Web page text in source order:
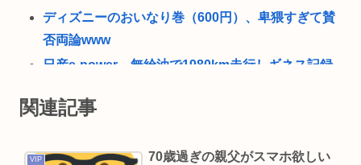
ディズニーのおいなり巻（600円）、卑猥すぎて賛
否両論www
日産e-power、無給油で1980km走行しギネス記録
証明
命してるだけでどんどん不足してる状況は改善し
関連記事
VIP
70歳過ぎの親父がスマホ欲しい